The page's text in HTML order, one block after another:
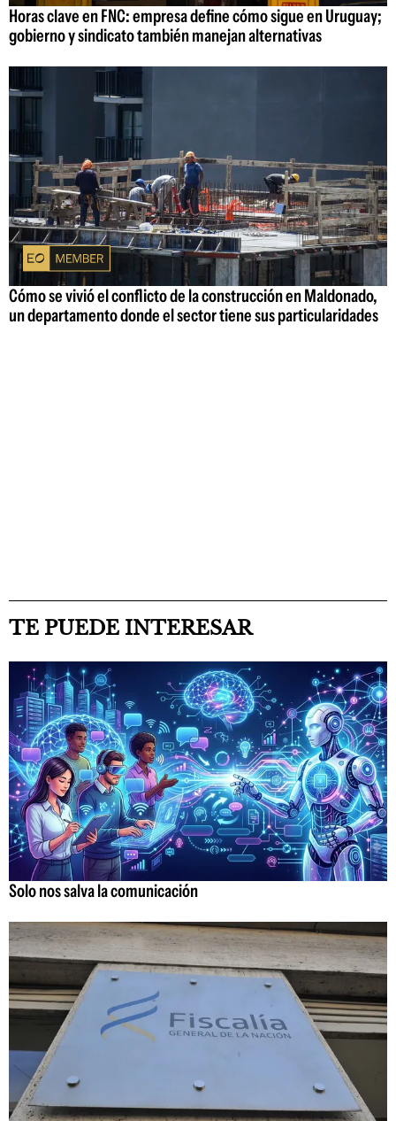
Horas clave en FNC: empresa define cómo sigue en Uruguay;
gobierno y sindicato también manejan alternativas
Cómo se vivió el conflicto de la construcción en Maldonado,
un departamento donde el sector tiene sus particularidades
TE PUEDE INTERESAR
Solo nos salva la comunicación